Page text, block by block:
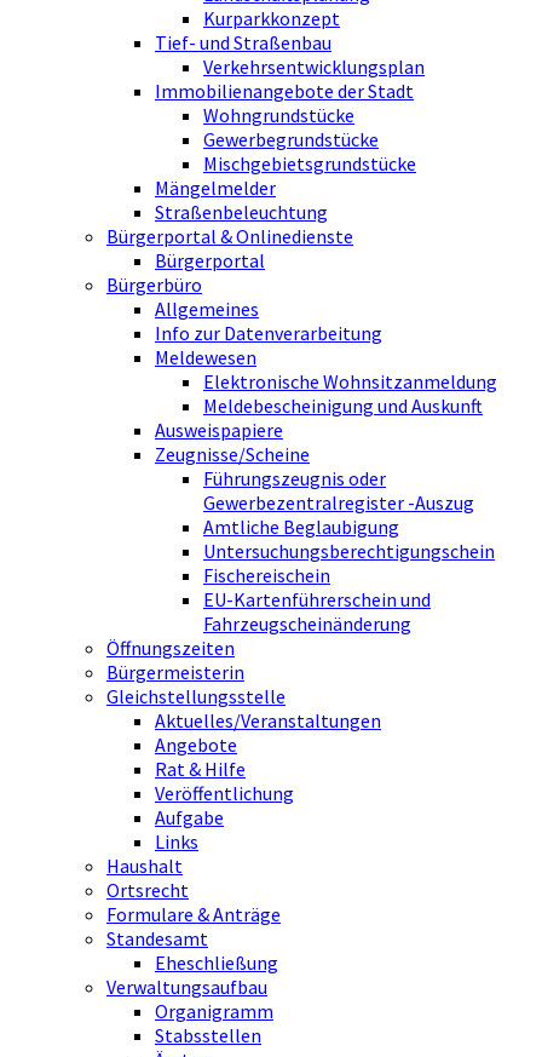
Kurparkkonzept
Tief- und Straßenbau
Verkehrsentwicklungsplan
Immobilienangebote der Stadt
Wohngrundstücke
Gewerbegrundstücke
Mischgebietsgrundstücke
Mängelmelder
Straßenbeleuchtung
Bürgerportal & Onlinedienste
Bürgerportal
Bürgerbüro
Allgemeines
Info zur Datenverarbeitung
Meldewesen
Elektronische Wohnsitzanmeldung
Meldebescheinigung und Auskunft
Ausweispapiere
Zeugnisse/Scheine
Führungszeugnis oder
Gewerbezentralregister -Auszug
Amtliche Beglaubigung
Untersuchungsberechtigungschein
Fischereischein
EU-Kartenführerschein und
Fahrzeugscheinänderung
Öffnungszeiten
Bürgermeisterin
Gleichstellungsstelle
Aktuelles/Veranstaltungen
Angebote
Rat & Hilfe
Veröffentlichung
Aufgabe
Links
Haushalt
Ortsrecht
Formulare & Anträge
Standesamt
Eheschließung
Verwaltungsaufbau
Organigramm
Stabsstellen